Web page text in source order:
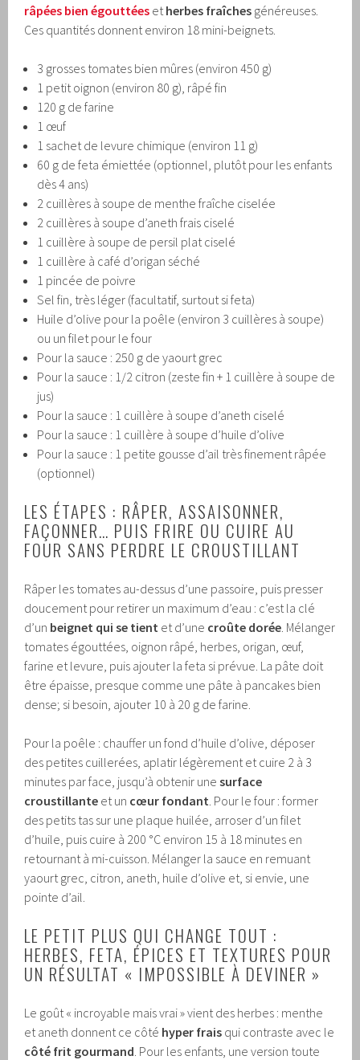
râpées bien égouttées et herbes fraîches généreuses.
Ces quantités donnent environ 18 mini-beignets.
3 grosses tomates bien mûres (environ 450 g)
1 petit oignon (environ 80 g), râpé fin
120 g de farine
1 œuf
1 sachet de levure chimique (environ 11 g)
60 g de feta émiettée (optionnel, plutôt pour les enfants
dès 4 ans)
2 cuillères à soupe de menthe fraîche ciselée
2 cuillères à soupe d’aneth frais ciselé
1 cuillère à soupe de persil plat ciselé
1 cuillère à café d’origan séché
1 pincée de poivre
Sel fin, très léger (facultatif, surtout si feta)
Huile d’olive pour la poêle (environ 3 cuillères à soupe)
ou un filet pour le four
Pour la sauce : 250 g de yaourt grec
Pour la sauce : 1/2 citron (zeste fin + 1 cuillère à soupe de
jus)
Pour la sauce : 1 cuillère à soupe d’aneth ciselé
Pour la sauce : 1 cuillère à soupe d’huile d’olive
Pour la sauce : 1 petite gousse d’ail très finement râpée
(optionnel)
LES ÉTAPES : RÂPER, ASSAISONNER,
FAÇONNER… PUIS FRIRE OU CUIRE AU
FOUR SANS PERDRE LE CROUSTILLANT
Râper les tomates au-dessus d’une passoire, puis presser
doucement pour retirer un maximum d’eau : c’est la clé
d’un beignet qui se tient et d’une croûte dorée . Mélanger
tomates égouttées, oignon râpé, herbes, origan, œuf,
farine et levure, puis ajouter la feta si prévue. La pâte doit
être épaisse, presque comme une pâte à pancakes bien
dense; si besoin, ajouter 10 à 20 g de farine.
Pour la poêle : chauffer un fond d’huile d’olive, déposer
des petites cuillerées, aplatir légèrement et cuire 2 à 3
minutes par face, jusqu’à obtenir unesurface
croustillante et un cœur fondant . Pour le four : former
des petits tas sur une plaque huilée, arroser d’un filet
d’huile, puis cuire à 200 °C environ 15 à 18 minutes en
retournant à mi-cuisson. Mélanger la sauce en remuant
yaourt grec, citron, aneth, huile d’olive et, si envie, une
pointe d’ail.
LE PETIT PLUS QUI CHANGE TOUT :
HERBES, FETA, ÉPICES ET TEXTURES POUR
UN RÉSULTAT « IMPOSSIBLE À DEVINER »
Le goût « incroyable mais vrai » vient des herbes : menthe
et aneth donnent ce côté hyper frais qui contraste avec le
côté frit gourmand . Pour les enfants, une version toute